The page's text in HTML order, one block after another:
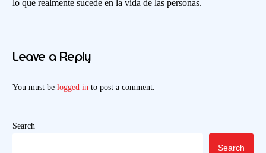
lo que realmente sucede en la vida de las personas.
Leave a Reply
You must belogged in to post a comment.
Search
Search